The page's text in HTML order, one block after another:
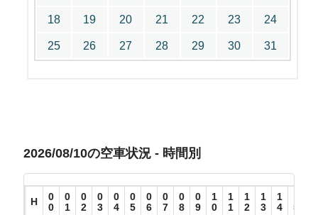
18 19 20 21 22 23 24
25 26 27 28 29 30 31
2026/08/10の空車状況 - 時間別
H
0
0
0
1
0
2
0
3
0
4
0
5
0
6
0
7
0
8
0
9
1
0
1
1
1
2
1
3
1
4
1
5